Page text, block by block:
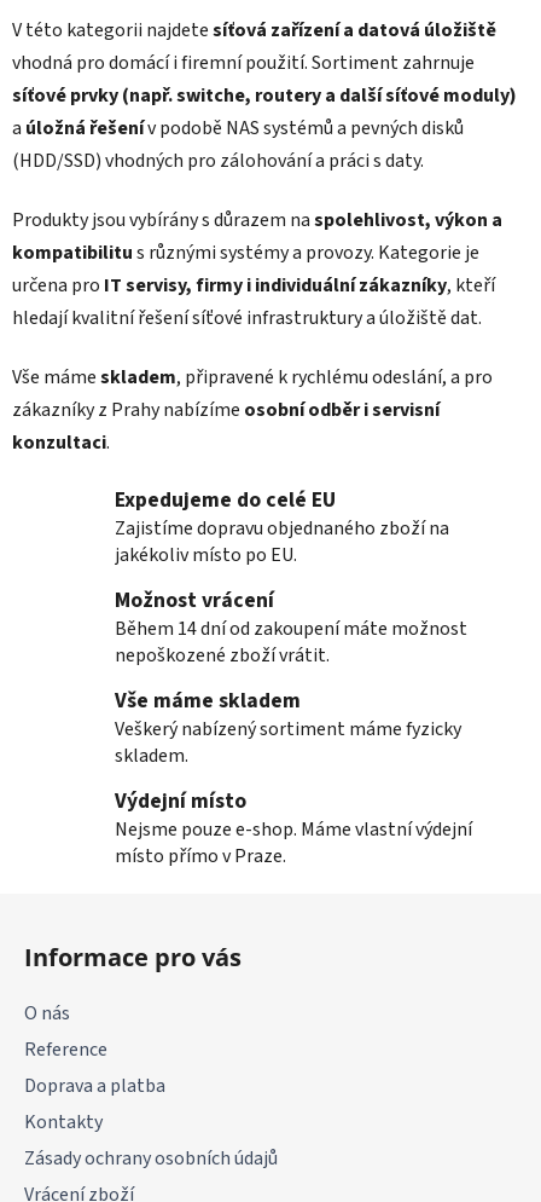
c
í
p
v
k
v
ý
p
i
s
n
í
V této kategorii najdetesíťová zařízení a datová úložiště
vhodná pro domácí i firemní použití. Sortiment zahrnuje
síťové prvky (např. switche, routery a další síťové moduly)
a úložná řešenív podobě NAS systémů a pevných disků
(HDD/SSD) vhodných pro zálohování a práci s daty.
Produkty jsou vybírány s důrazem naspolehlivost, výkon a
kompatibilitus různými systémy a provozy. Kategorie je
určena pro IT servisy, firmy i individuální zákazníky, kteří
hledají kvalitní řešení síťové infrastruktury a úložiště dat.
Vše mámeskladem, připravené k rychlému odeslání, a pro
zákazníky z Prahy nabízíme osobní odběr i servisní
konzultaci.
Expedujeme do celé EU
Zajistíme dopravu objednaného zboží na
jakékoliv místo po EU.
Možnost vrácení
Během 14 dní od zakoupení máte možnost
nepoškozené zboží vrátit.
Vše máme skladem
Veškerý nabízený sortiment máme fyzicky
skladem.
Výdejní místo
Nejsme pouze e-shop. Máme vlastní výdejní
místo přímo v Praze.
Informace pro vás
O nás
Reference
Doprava a platba
Kontakty
Zásady ochrany osobních údajů
Vrácení zboží